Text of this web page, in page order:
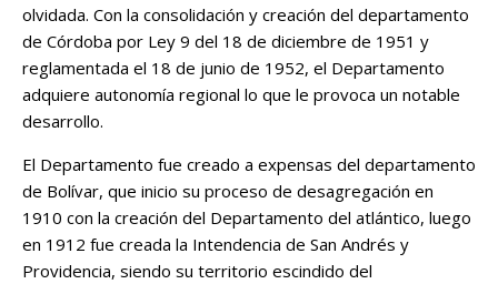
olvidada. Con la consolidación y creación del departamento
de Córdoba por Ley 9 del 18 de diciembre de 1951 y
reglamentada el 18 de junio de 1952, el Departamento
adquiere autonomía regional lo que le provoca un notable
desarrollo.
El Departamento fue creado a expensas del departamento
de Bolívar, que inicio su proceso de desagregación en
1910 con la creación del Departamento del atlántico, luego
en 1912 fue creada la Intendencia de San Andrés y
Providencia, siendo su territorio escindido del